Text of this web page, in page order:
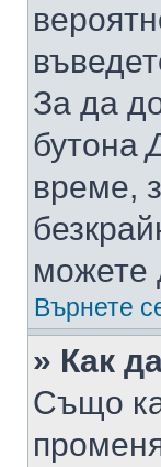
За да
бутона
време,
можете
Върнете
» Как
Също